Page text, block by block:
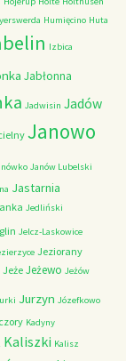
Humięcino Huta
Izbica
Jabłonna
Jadwisin Jadów
Janowo
Janów Lubelski
Jastarnia
Jedliński
Jelcz-Laskowice
Jeziorany
Jeże Jeżewo Jeżów
Jurzyn Józefkowo
Kadyny
Kaliszki Kalisz